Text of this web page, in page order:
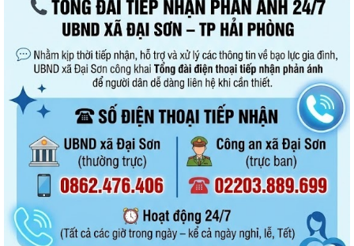
Xã Đại Sơn triển khai thực hiện Nghị quyết số 66.18/2026/NQ-CP của
Chính phủ về công tác phòng...